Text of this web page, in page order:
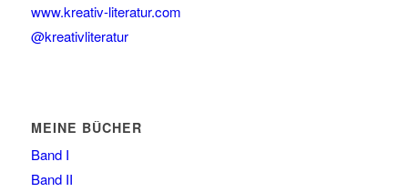
www.kreativ-literatur.com
@kreativliteratur
MEINE BÜCHER
Band I
Band II